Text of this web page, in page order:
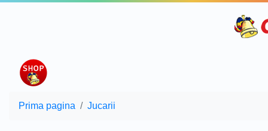
Prima pagina Jucarii